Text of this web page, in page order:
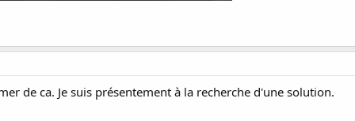
de ca. Je suis présentement à la recherche d'une solution.